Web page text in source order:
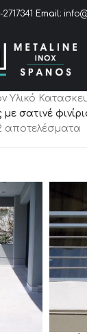
2717341 Email:
Υλικό
σατινέ
αποτελέσματα